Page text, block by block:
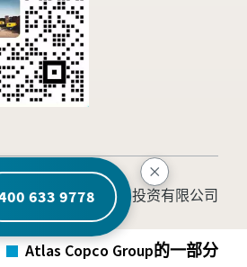
633 9778
斯·科普柯（中国）投资有限公司
Atlas Copco Group的一部分